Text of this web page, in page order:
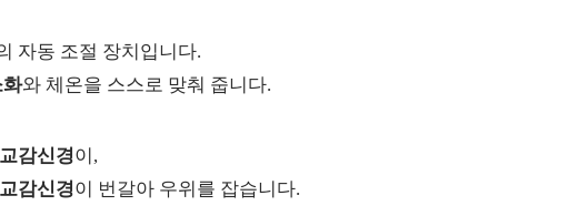
자동 조절 장치입니다.
화와 체온을 스스로 맞춰 줍니다.
교감신경이,
감신경이 번갈아 우위를 잡습니다.